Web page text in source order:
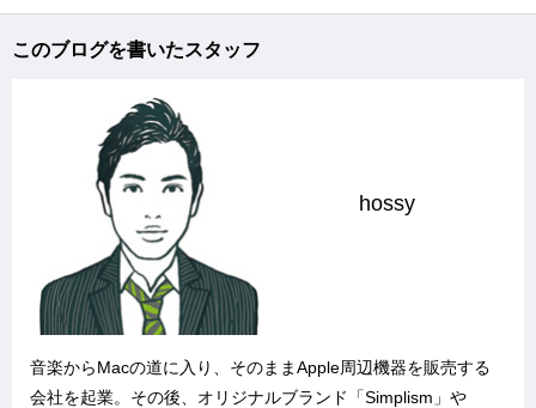
このブログを書いたスタッフ
hossy
音楽からMacの道に入り、そのままApple周辺機器を販売する
会社を起業。その後、オリジナルブランド「Simplism 」や